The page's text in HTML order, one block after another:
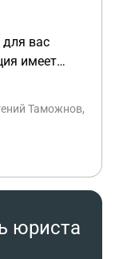
вас
имеет
на оказание
также
сумму
Таможнов,
юриста